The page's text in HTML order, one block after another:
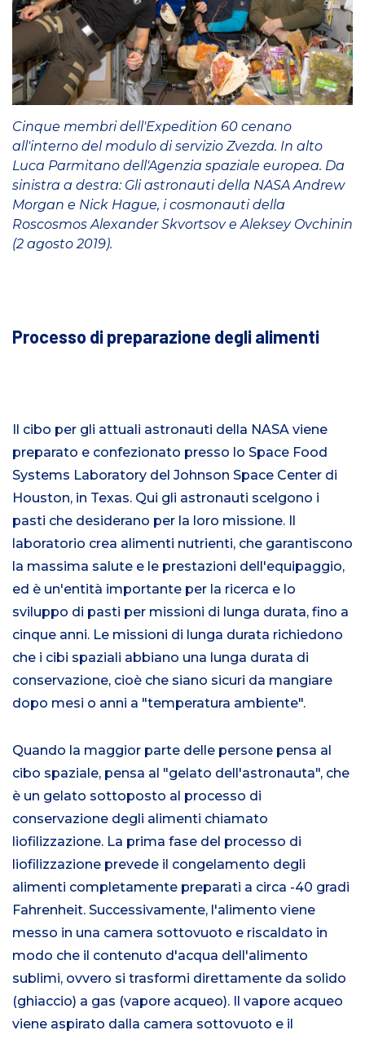
Cinque membri dell'Expedition 60 cenano
all'interno del modulo di servizio Zvezda. In alto
Luca Parmitano dell'Agenzia spaziale europea. Da
sinistra a destra: Gli astronauti della NASA Andrew
Morgan e Nick Hague, i cosmonauti della
Roscosmos Alexander Skvortsov e Aleksey Ovchinin
(2 agosto 2019).
Processo di preparazione degli alimenti
Il cibo per gli attuali astronauti della NASA viene
preparato e confezionato presso lo Space Food
Systems Laboratory del Johnson Space Center di
Houston, in Texas. Qui gli astronauti scelgono i
pasti che desiderano per la loro missione. Il
laboratorio crea alimenti nutrienti, che garantiscono
la massima salute e le prestazioni dell'equipaggio,
ed è un'entità importante per la ricerca e lo
sviluppo di pasti per missioni di lunga durata, fino a
cinque anni. Le missioni di lunga durata richiedono
che i cibi spaziali abbiano una lunga durata di
conservazione, cioè che siano sicuri da mangiare
dopo mesi o anni a "temperatura ambiente".
Quando la maggior parte delle persone pensa al
cibo spaziale, pensa al "gelato dell'astronauta", che
è un gelato sottoposto al processo di
conservazione degli alimenti chiamato
liofilizzazione. La prima fase del processo di
liofilizzazione prevede il congelamento degli
alimenti completamente preparati a circa -40 gradi
Fahrenheit. Successivamente, l'alimento viene
messo in una camera sottovuoto e riscaldato in
modo che il contenuto d'acqua dell'alimento
sublimi, ovvero si trasformi direttamente da solido
(ghiaccio) a gas (vapore acqueo). Il vapore acqueo
viene aspirato dalla camera sottovuoto e il